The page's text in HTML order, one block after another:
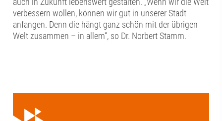
verbessern wollen, können wir gut in unserer Stadt
anfangen. Denn die hängt ganz schön mit der übrigen
Welt zusammen – in allem“, so Dr. Norbert Stamm.